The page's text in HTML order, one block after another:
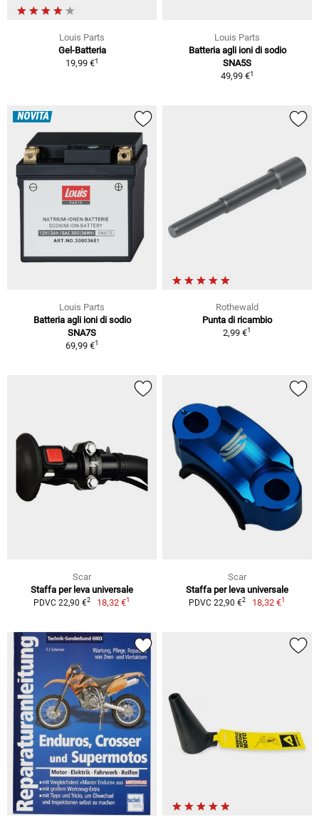
Louis Parts
Gel-Batteria
19,99 €1
Louis Parts
Batteria agli ioni di sodio
SNA5S
49,99 €1
NOVITÀ
Louis Parts
Batteria agli ioni di sodio
SNA7S
69,99 €1
Rothewald
Punta di ricambio
2,99 €1
Scar
Staffa per leva universale
PDVC 22,90 €2 18,32 €1
Scar
Staffa per leva universale
PDVC 22,90 €2 18,32 €1